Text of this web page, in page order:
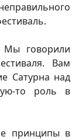
говорили
Вам
Сатурна над
то роль в
принципы в